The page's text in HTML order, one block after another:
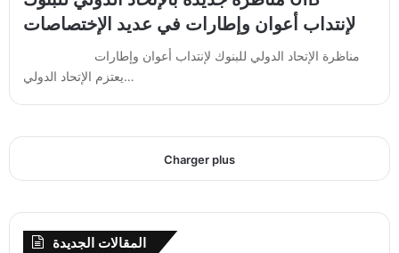
لإنتداب أعوان وإطارات في عديد الإختصاصات
یعتزم الإتحاد الدولي…
Charger plus
المقالات الجديدة